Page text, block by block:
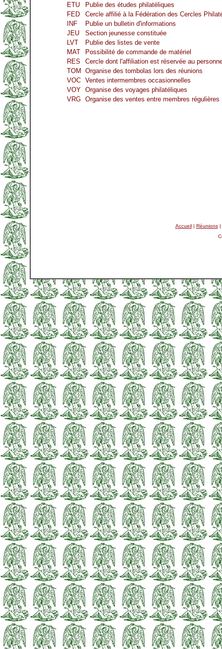
ETU
Publie des études philatéliques
FED
Cercle affilié à la Fédération des Cercles
INF
Publie un bulletin d'informations
JEU
Section jeunesse constituée
LVT
Publie des listes de vente
MAT
Possibilité de commande de matériel
RES
Cercle dont l'affiliation est réservée au
TOM
Organise des tombolas lors des réunions
VOC Ventes intermembres occasionnelles
VOY Organise des voyages philatéliques
VRG Organise des ventes entre membres régulières
Accueil| Réunions|